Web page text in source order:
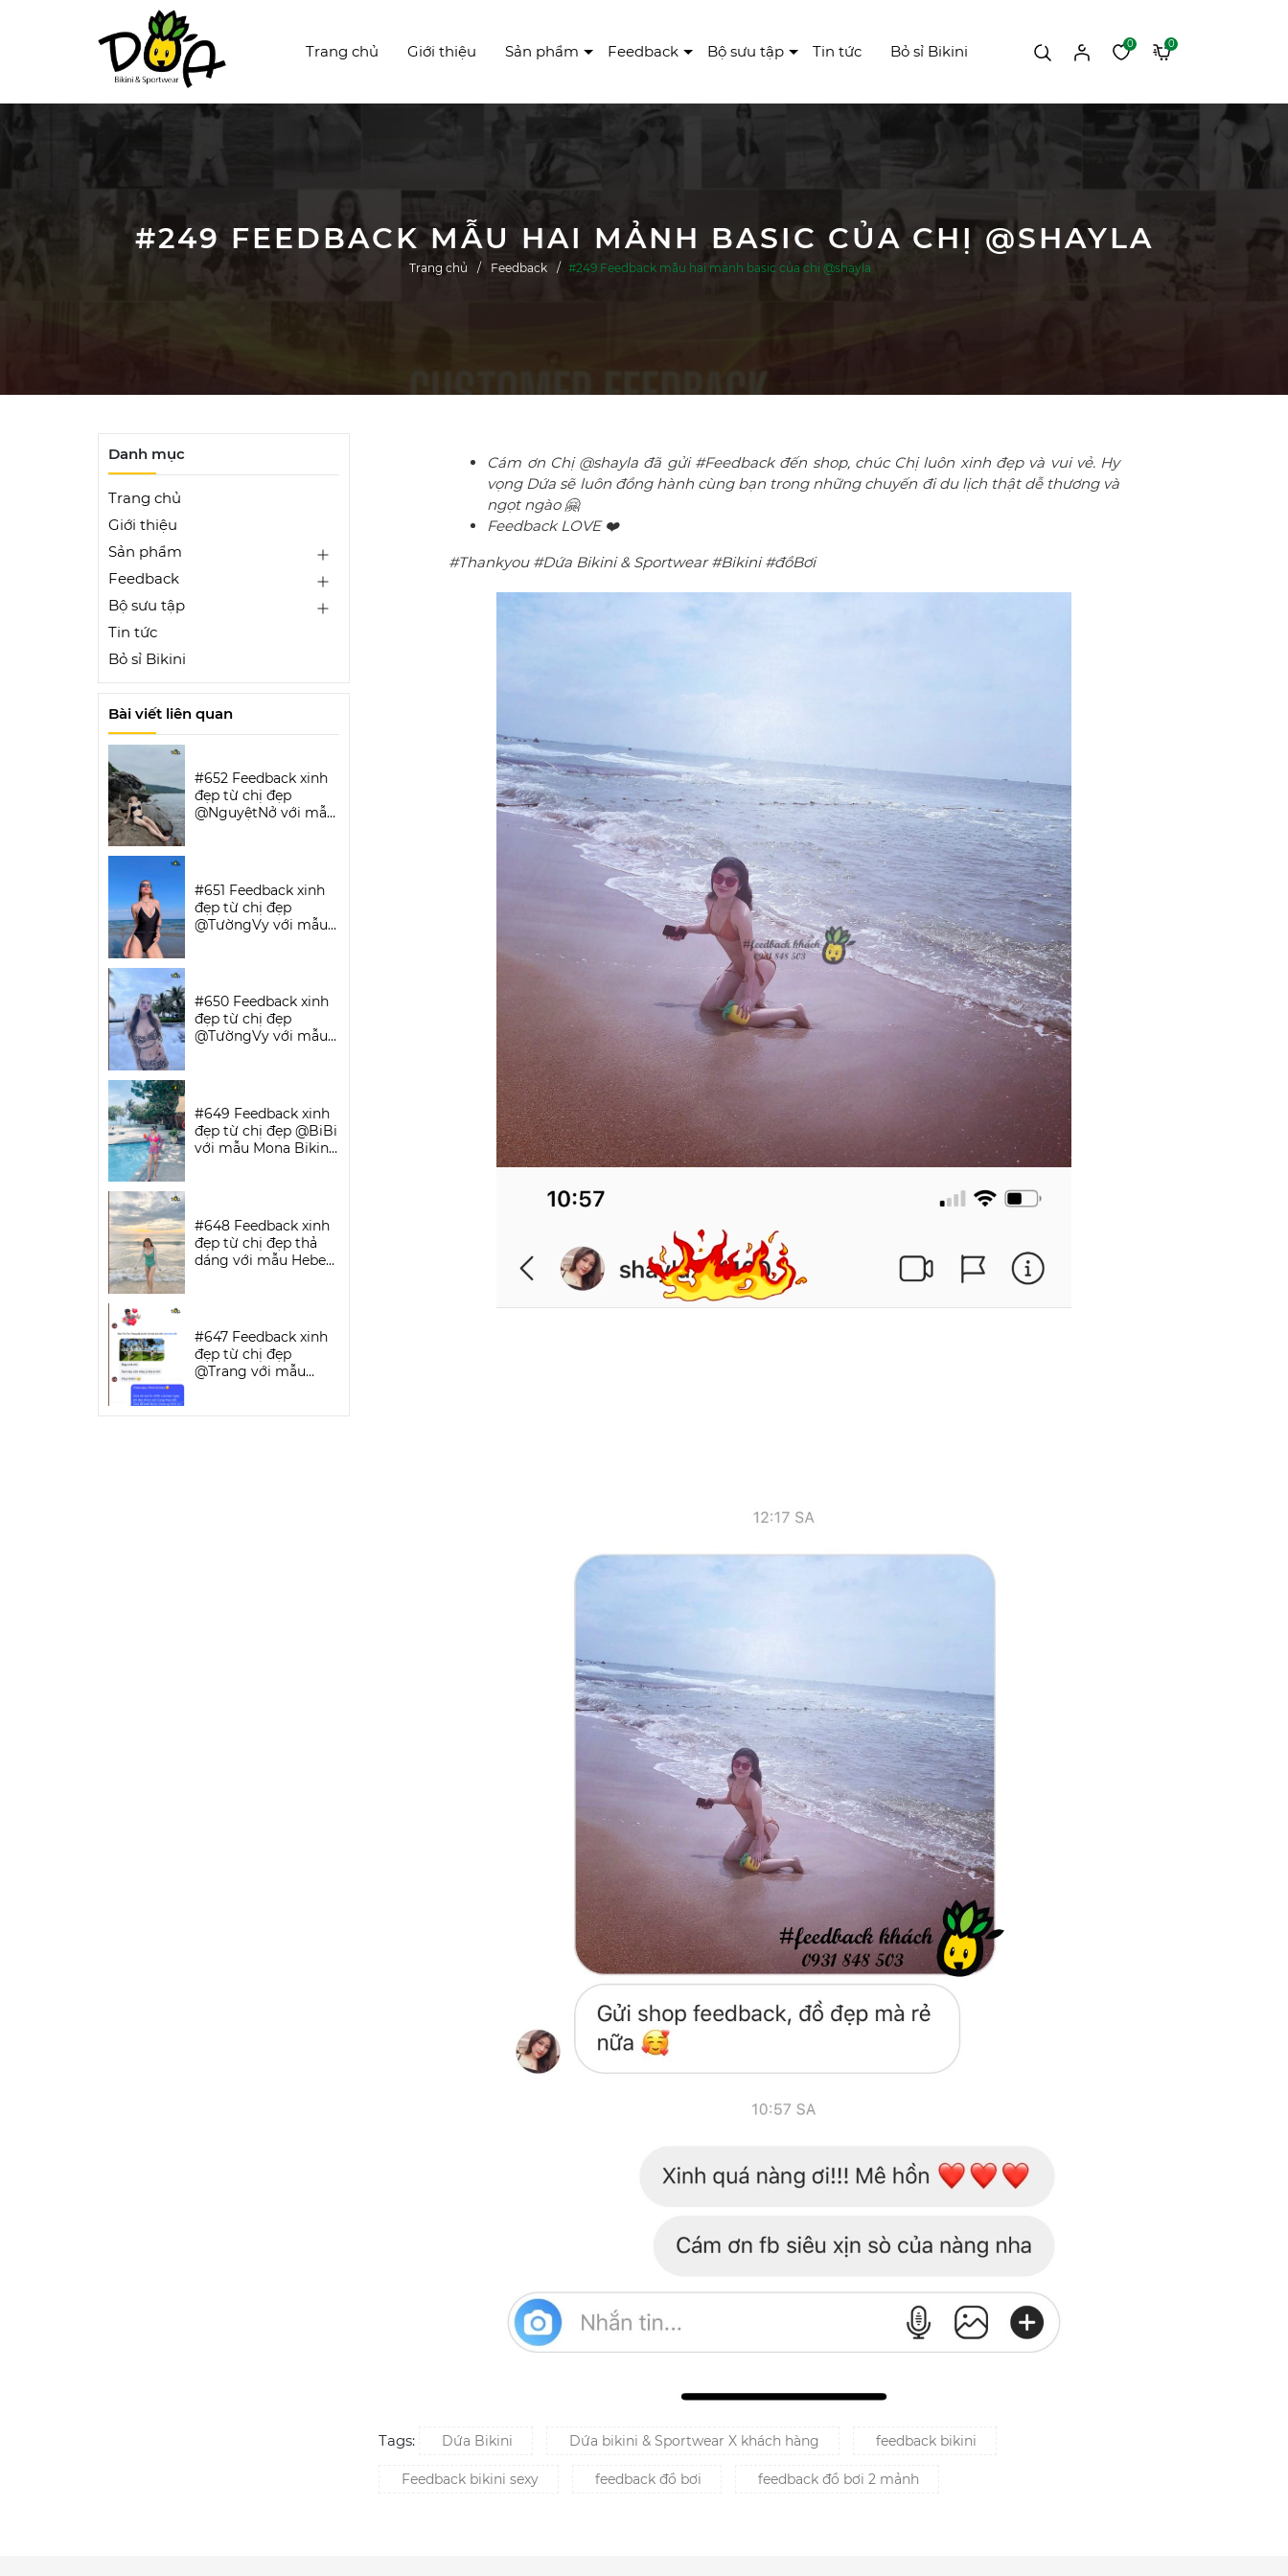
Trang chủ Giới thiệu Sản phẩm Feedback Bộ sưu tập Tin tức Bỏ sỉ Bikini 0 0
#249 FEEDBACK MẪU HAI MẢNH BASIC CỦA CHỊ @SHAYLA
Trang chủ Feedback #249 Feedback mẫu hai mảnh basic của chị @shayla
Cám ơn Chị @shayla đã gửi #Feedback đến shop, chúc Chị luôn xinh đẹp và vui vẻ. Hy
vọng Dứa sẽ luôn đồng hành cùng bạn trong những chuyến đi du lịch thật dễ thương và
ngọt ngào 🤗
Feedback LOVE ❤️
#Thankyou #Dứa Bikini & Sportwear #Bikini #đồBơi
Tags: Dứa Bikini Dứa bikini & Sportwear X khách hàng feedback bikini
Feedback bikini sexy feedback đồ bơi feedback đồ bơi 2 mảnh
Danh mục
Trang chủ
Giới thiệu
Sản phẩm
Feedback
Bộ sưu tập
Tin tức
Bỏ sỉ Bikini
Bài viết liên quan
#652 Feedback xinh
đẹp từ chị đẹp
@NguyệtNở với mẫu
#651 Feedback xinh
đẹp từ chị đẹp
@TườngVy với mẫu
#650 Feedback xinh
đẹp từ chị đẹp
@TườngVy với mẫu
#649 Feedback xinh
đẹp từ chị đẹp @BiBi
với mẫu Mona Bikini
#648 Feedback xinh
đẹp từ chị đẹp thả
dáng với mẫu Hebe
#647 Feedback xinh
đẹp từ chị đẹp
@Trang với mẫu